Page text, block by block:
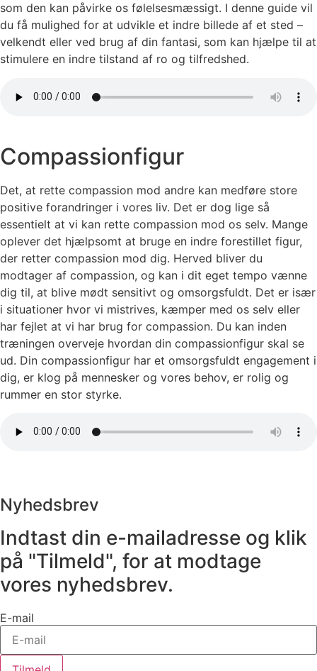
som den kan påvirke os følelsesmæssigt. I denne guide vil
du få mulighed for at udvikle et indre billede af et sted –
velkendt eller ved brug af din fantasi, som kan hjælpe til at
stimulere en indre tilstand af ro og tilfredshed.
Compassionfigur
Det, at rette compassion mod andre kan medføre store
positive forandringer i vores liv. Det er dog lige så
essentielt at vi kan rette compassion mod os selv. Mange
oplever det hjælpsomt at bruge en indre forestillet figur,
der retter compassion mod dig. Herved bliver du
modtager af compassion, og kan i dit eget tempo vænne
dig til, at blive mødt sensitivt og omsorgsfuldt. Det er især
i situationer hvor vi mistrives, kæmper med os selv eller
har fejlet at vi har brug for compassion. Du kan inden
træningen overveje hvordan din compassionfigur skal se
ud. Din compassionfigur har et omsorgsfuldt engagement i
dig, er klog på mennesker og vores behov, er rolig og
rummer en stor styrke.
Nyhedsbrev
Indtast din e-mailadresse og klik
på "Tilmeld", for at modtage
vores nyhedsbrev.
E-mail